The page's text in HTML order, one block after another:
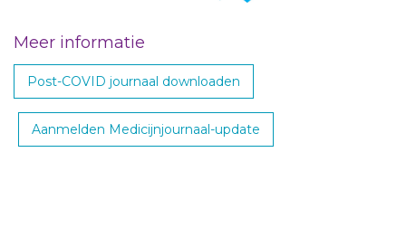
Meer informatie
Post-COVID journaal downloaden
Aanmelden Medicijnjournaal-update